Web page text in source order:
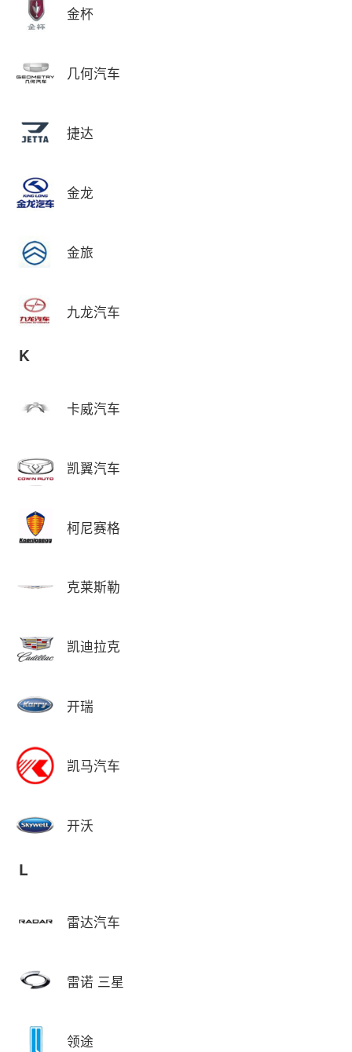
金杯
几何汽车
捷达
金龙
金旅
九龙汽车
K
卡威汽车
凯翼汽车
柯尼赛格
克莱斯勒
凯迪拉克
开瑞
凯马汽车
开沃
L
雷达汽车
雷诺 三星
领途